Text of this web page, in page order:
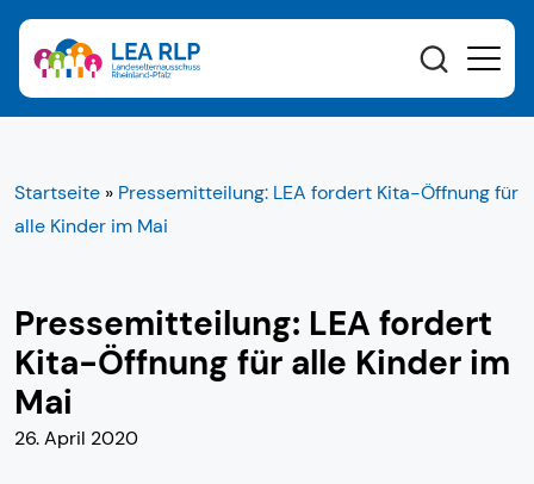
Startseite » Pressemitteilung: LEA fordert Kita-Öffnung für
alle Kinder im Mai
Pressemitteilung: LEA fordert
Kita-Öffnung für alle Kinder im
Mai
26. April 2020